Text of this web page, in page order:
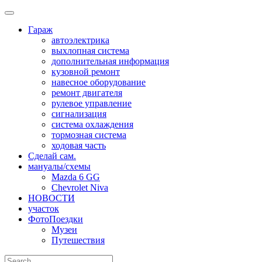
Skip
contentГараж
автоэлектрика
выхлопная система
дополнительная информация
кузовной ремонт
навесное оборудование
ремонт двигателя
рулевое управление
сигнализация
система охлаждения
тормозная система
ходовая часть
Сделай сам.
мануалы/схемы
Mazda 6 GG
Chevrolet Niva
НОВОСТИ
участок
ФотоПоездки
Музеи
Путешествия
Search